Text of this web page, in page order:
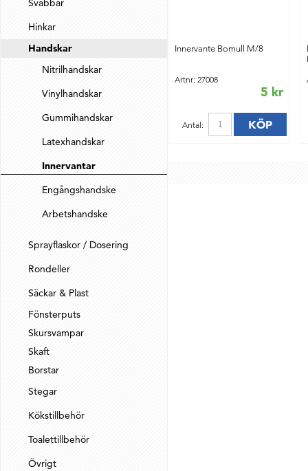
Svabbar
Hinkar
Handskar
Nitrilhandskar
Vinylhandskar
Gummihandskar
Latexhandskar
Innervantar
Engångshandske
Arbetshandske
Sprayflaskor / Dosering
Rondeller
Säckar & Plast
Fönsterputs
Skursvampar
Skaft
Borstar
Stegar
Kökstillbehör
Toalettillbehör
Övrigt
Innervante Bomull M/8
Artnr: 27008
5 kr
Antal: KÖP